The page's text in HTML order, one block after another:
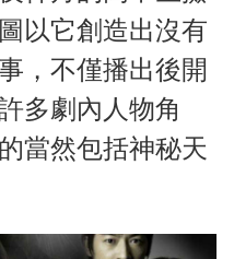
以它創造出沒有
，不僅播出後開
多劇內人物角
當然包括神秘天